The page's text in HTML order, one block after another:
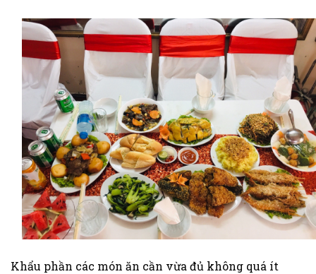
Khẩu phần các món ăn cần vừa đủ không quá ít